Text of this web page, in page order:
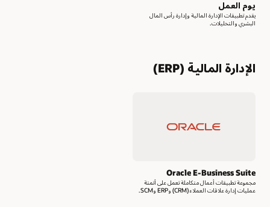
يوم العمل
يقدم تطبيقات الإدارة المالية وإدارة رأس المال
البشري والتحليلات.
الإدارة المالية (ERP)
Oracle E-Business Suite
مجموعة تطبيقات أعمال متكاملة تعمل على أتمتة
عمليات إدارة علاقات العملاء (CRM) وERP وSCM.